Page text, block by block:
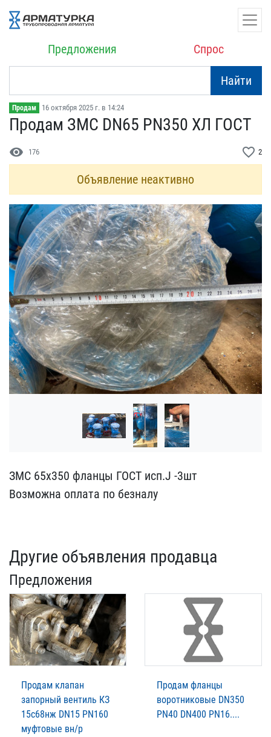
Предложения Спрос
Найти
Продам 16 октября 2025 г. в 14:24
Продам ЗМС DN65 PN350 ХЛ​ ГОСТ
visibility 176 favorite_border 2
Объявление неактивно
ЗМС 65х350 фланцы ГОСТ ​исп.J -3шт
Возможна опл​ата по безналу
Другие объявления продавца
Предложения
Продам клапан
запорный вентиль КЗ
15с68нж DN15 PN160
муфтовые вн/р
Продам фланцы
воротниковые DN350
PN40 DN400 PN16....